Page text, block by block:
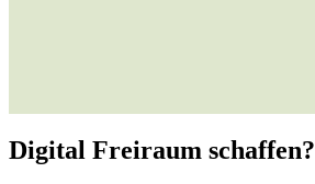
Digital Freiraum schaffen?